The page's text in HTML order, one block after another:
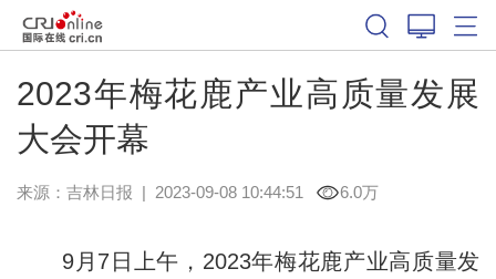
2023年梅花鹿产业高质量发展
大会开幕
来源： 吉林日报 | 2023-09-08 10:44:51 6.0万
9月7日上午，2023年梅花鹿产业高质量发